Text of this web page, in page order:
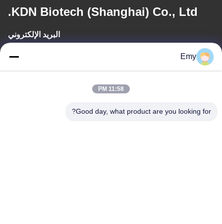
KDN Biotech (Shanghai) Co., Ltd.
البريد الإلكتروني
panxy@vlandgroup.com
Emy
11:58 PM
Good day, what product are you looking for?